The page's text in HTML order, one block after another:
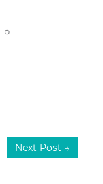
Next Post →